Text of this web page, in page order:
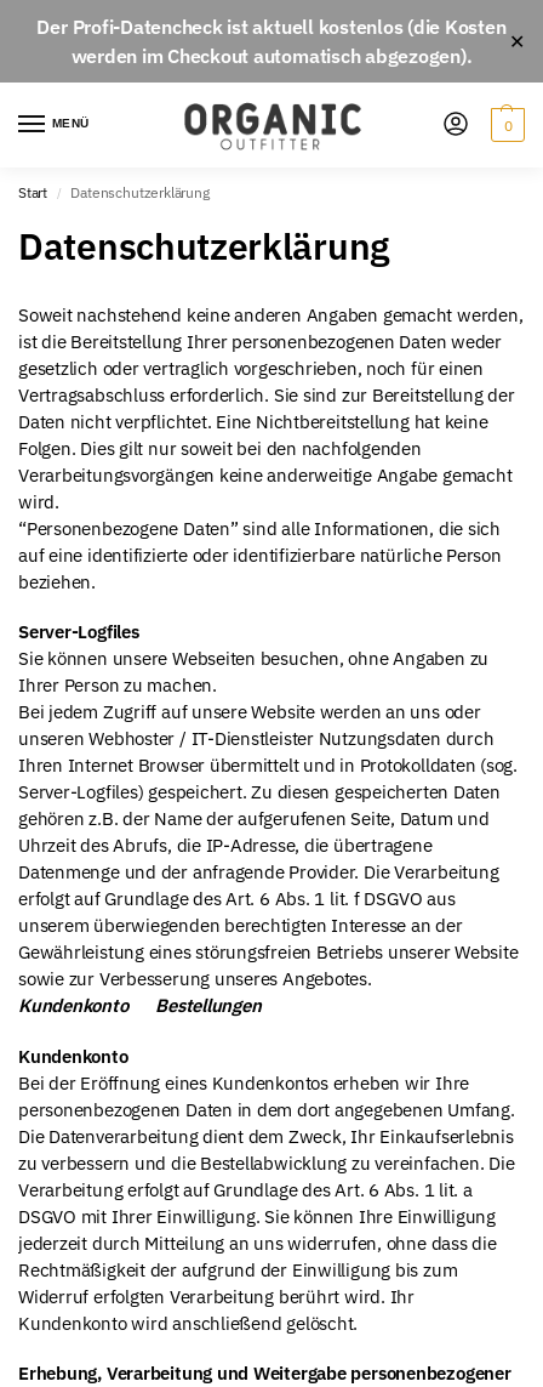
Der Profi-Datencheckist aktuell kostenlos(die Kosten
werden im Checkout automatisch abgezogen).
✕
MENÜ 0
Start / Datenschutzerklärung
Datenschutzerklärung
Soweit nachstehend keine anderen Angaben gemacht werden,
ist die Bereitstellung Ihrer personenbezogenen Daten weder
gesetzlich oder vertraglich vorgeschrieben, noch für einen
Vertragsabschluss erforderlich. Sie sind zur Bereitstellung der
Daten nicht verpflichtet. Eine Nichtbereitstellung hat keine
Folgen. Dies gilt nur soweit bei den nachfolgenden
Verarbeitungsvorgängen keine anderweitige Angabe gemacht
wird.
“Personenbezogene Daten” sind alle Informationen, die sich
auf eine identifizierte oder identifizierbare natürliche Person
beziehen.
Server-Logfiles
Sie können unsere Webseiten besuchen, ohne Angaben zu
Ihrer Person zu machen.
Bei jedem Zugriff auf unsere Website werden an uns oder
unseren Webhoster / IT-Dienstleister Nutzungsdaten durch
Ihren Internet Browser übermittelt und in Protokolldaten (sog.
Server-Logfiles) gespeichert. Zu diesen gespeicherten Daten
gehören z.B. der Name der aufgerufenen Seite, Datum und
Uhrzeit des Abrufs, die IP-Adresse, die übertragene
Datenmenge und der anfragende Provider. Die Verarbeitung
erfolgt auf Grundlage des Art. 6 Abs. 1 lit. f DSGVO aus
unserem überwiegenden berechtigten Interesse an der
Gewährleistung eines störungsfreien Betriebs unserer Website
sowie zur Verbesserung unseres Angebotes.
Kundenkonto Bestellungen
Kundenkonto
Bei der Eröffnung eines Kundenkontos erheben wir Ihre
personenbezogenen Daten in dem dort angegebenen Umfang.
Die Datenverarbeitung dient dem Zweck, Ihr Einkaufserlebnis
zu verbessern und die Bestellabwicklung zu vereinfachen. Die
Verarbeitung erfolgt auf Grundlage des Art. 6 Abs. 1 lit. a
DSGVO mit Ihrer Einwilligung. Sie können Ihre Einwilligung
jederzeit durch Mitteilung an uns widerrufen, ohne dass die
Rechtmäßigkeit der aufgrund der Einwilligung bis zum
Widerruf erfolgten Verarbeitung berührt wird. Ihr
Kundenkonto wird anschließend gelöscht.
Erhebung, Verarbeitung und Weitergabe personenbezogener